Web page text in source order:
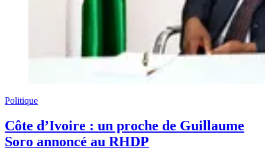
Politique
Côte d’Ivoire : un proche de Guillaume
Soro annoncé au RHDP